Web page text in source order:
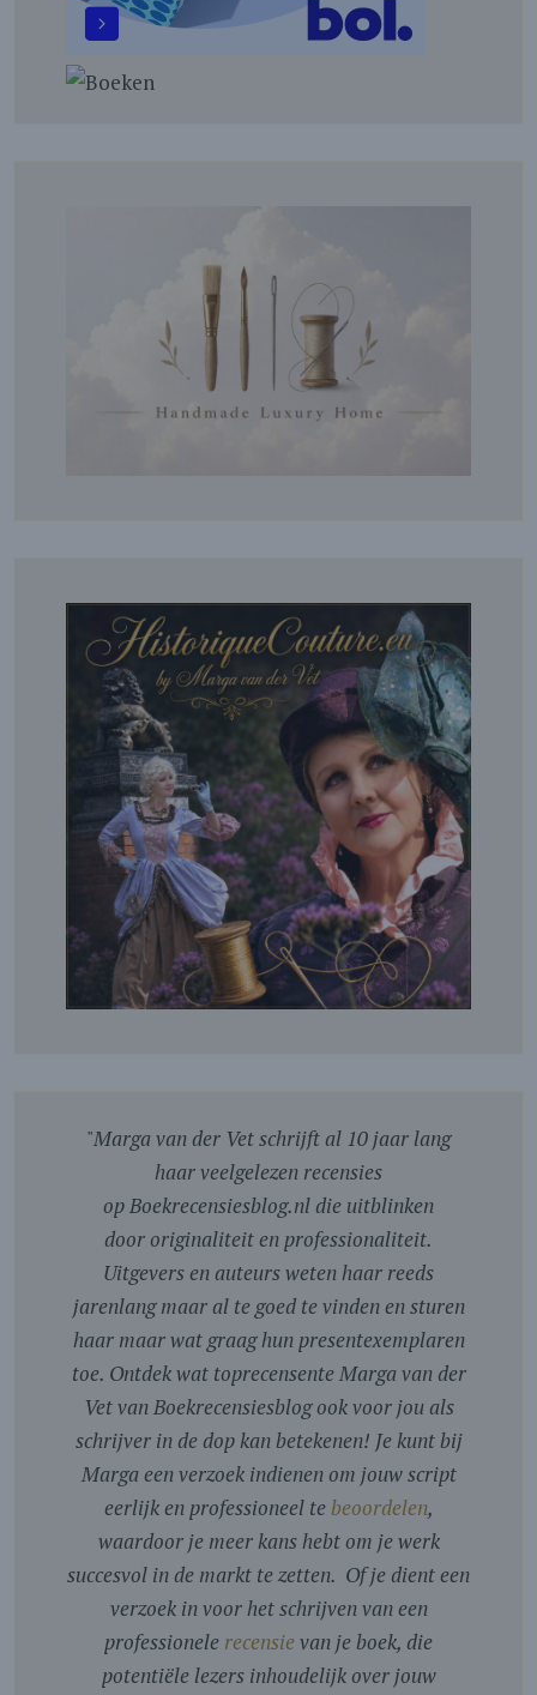
"Marga van der Vet schrijft al 10 jaar lang
haar veelgelezen recensies
op Boekrecensiesblog.nl die uitblinken
door originaliteit en professionaliteit.
Uitgevers en auteurs weten haar reeds
jarenlang maar al te goed te vinden en sturen
haar maar wat graag hun presentexemplaren
toe. Ontdek wat toprecensente Marga van der
Vet van Boekrecensiesblog ook voor jou als
schrijver in de dop kan betekenen! Je kunt bij
Marga een verzoek indienen om jouw script
eerlijk en professioneel te beoordelen,
waardoor je meer kans hebt om je werk
succesvol in de markt te zetten. Of je dient een
verzoek in voor het schrijven van een
professionele recensievan je boek, die
potentiële lezers inhoudelijk over jouw